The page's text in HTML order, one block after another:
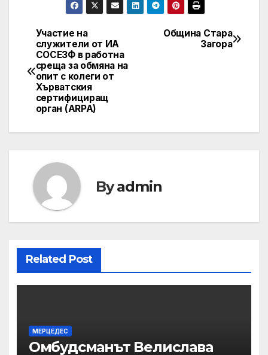
Post
navigation
Община Стара
Загора
Участие на
служители от ИА
СОСЕЗФ в работна
среща за обмяна на
опит с колеги от
Хърватския
сертифициращ
орган (ARPA)
Byadmin
Related Post
МЕРЦЕДЕС
Омбудсманът Велислава